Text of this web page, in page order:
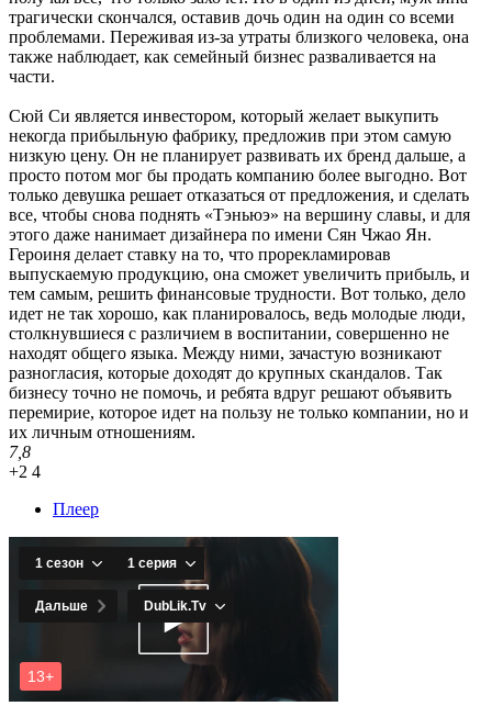
трагически скончался, оставив дочь один на один со всеми
проблемами. Переживая из-за утраты близкого человека, она
также наблюдает, как семейный бизнес разваливается на
части.
Сюй Си является инвестором, который желает выкупить
некогда прибыльную фабрику, предложив при этом самую
низкую цену. Он не планирует развивать их бренд дальше, а
просто потом мог бы продать компанию более выгодно. Вот
только девушка решает отказаться от предложения, и сделать
все, чтобы снова поднять «Тэньюэ» на вершину славы, и для
этого даже нанимает дизайнера по имени Сян Чжао Ян.
Героиня делает ставку на то, что прорекламировав
выпускаемую продукцию, она сможет увеличить прибыль, и
тем самым, решить финансовые трудности. Вот только, дело
идет не так хорошо, как планировалось, ведь молодые люди,
столкнувшиеся с различием в воспитании, совершенно не
находят общего языка. Между ними, зачастую возникают
разногласия, которые доходят до крупных скандалов. Так
бизнесу точно не помочь, и ребята вдруг решают объявить
перемирие, которое идет на пользу не только компании, но и
их личным отношениям.
7,8
+2 4
Плеер